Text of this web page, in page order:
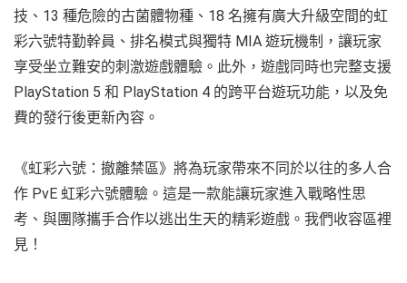
技、13 種危險的古菌體物種、18 名擁有廣大升級空間的虹
彩六號特勤幹員、排名模式與獨特 MIA 遊玩機制，讓玩家
享受坐立難安的刺激遊戲體驗。此外，遊戲同時也完整支援
PlayStation 5 和 PlayStation 4 的跨平台遊玩功能，以及免
費的發行後更新內容。
《虹彩六號：撤離禁區》將為玩家帶來不同於以往的多人合
作 PvE 虹彩六號體驗。這是一款能讓玩家進入戰略性思
考、與團隊攜手合作以逃出生天的精彩遊戲。我們收容區裡
見！